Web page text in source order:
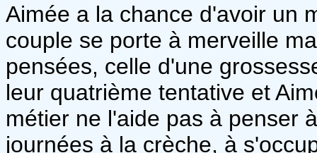
Aimée a la chance d'avoir un
couple se porte à merveille
pensées, celle d'une
leur quatrième tentative et
métier ne l'aide pas à penser
journées à la crèche, à